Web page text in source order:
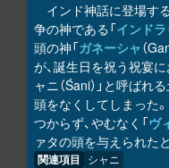
インド神話に登場す
争の神である「インドラ
頭の神「ガネーシャ（
が、誕生日を祝う祝宴
ャニ（Śani）」と呼ば
頭をなくしてしまった
つからず、やむなく「ヴ
ァタの頭を与えられた
関連項目 シャニ